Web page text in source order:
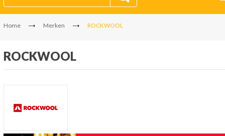
Home Merken ROCKWOOL
ROCKWOOL